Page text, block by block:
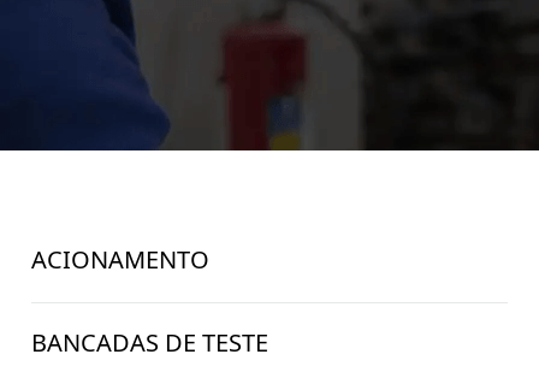
ACIONAMENTO
BANCADAS DE TESTE